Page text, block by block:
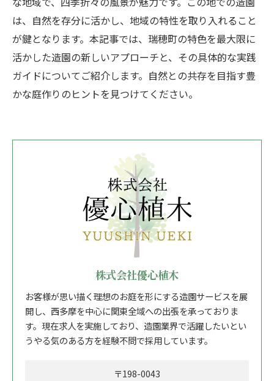
は、自然を存分に活かし、地域の特性を取り入れること
が鍵となります。本記事では、瑞穂町の特色を最大限に
活かした造園の新しいアプローチと、その具体的な実践
ガイドについてご紹介します。自然との共存を目指す豊
かな庭作りのヒントを見つけてください。
株式会社優心植木
お客様が思い描く理想のお庭を形にする造園サービスを展
開し、西多摩を中心に関東全域への出張を承っておりま
す。現在求人を実施しており、造園業界で活躍したいとい
うやる気のある方を経験不問で採用しています。
〒198-0043